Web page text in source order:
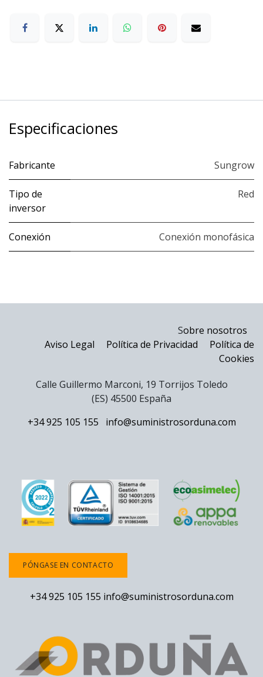
Especificaciones
Fabricante Sungrow
Tipo de
inversor
Red
Conexión Conexión monofásica
Sobre nosotros
Aviso Legal
Política de Privacidad
Política de
Cookies
Calle Guillermo Marconi, 19 Torrijos Toledo
(ES) 45500 España
+34 925 105 155
info@suministrosorduna.com
PÓNGASE EN CONTACTO
+34 925 105 155 info@suministrosorduna.com